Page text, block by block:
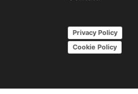
Privacy Policy
Cookie Policy